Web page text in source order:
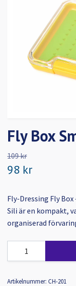
Fly Box
109 kr
98 kr
Fly-Dressing Fly
Sili är en kompakt,
organiserad
Artikelnummer: CH-201